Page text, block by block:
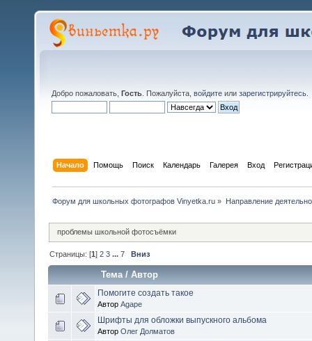
Добро пожаловать, Гость . Пожалуйста, войдите или зарегистрируйтесь
Начало Помощь Поиск Календарь Галерея Вход
Форум для школьных фотографов Vinyetka.ru » Направление
проблемы школьной фотосъёмки
Страницы: [1]2 3 ...7 Вниз
Тема /Автор
Помогите создать такое
Автор Agape
Шрифты для обложки выпускного альбома
Автор Олег Долматов